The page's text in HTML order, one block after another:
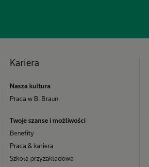
Kariera
Nasza kultura
Praca w B. Braun
Twoje szanse i możliwości
Benefity
Praca & kariera
Szkoła przyzakładowa